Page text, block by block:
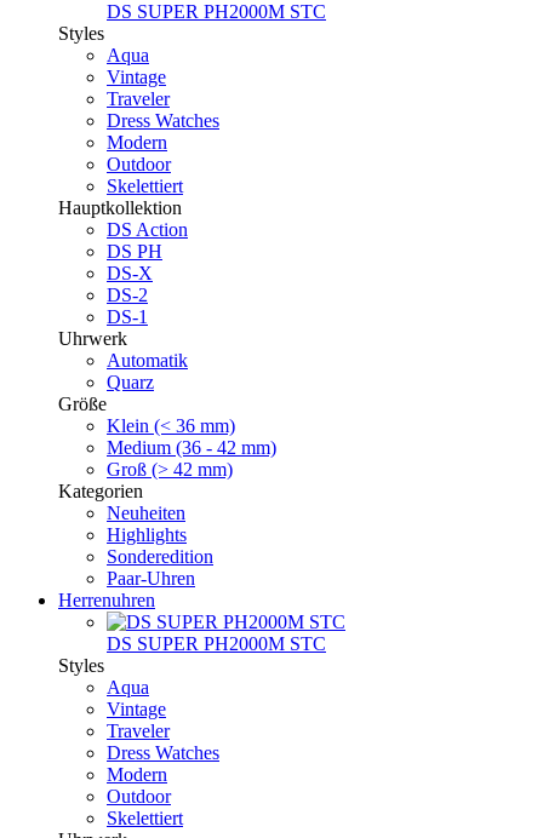
DS SUPER PH2000M STC
Styles
Aqua
Vintage
Traveler
Dress Watches
Modern
Outdoor
Skelettiert
Hauptkollektion
DS Action
DS PH
DS-X
DS-2
DS-1
Uhrwerk
Automatik
Quarz
Größe
Klein (< 36 mm)
Medium (36 - 42 mm)
Groß (> 42 mm)
Kategorien
Neuheiten
Highlights
Sonderedition
Paar-Uhren
Herrenuhren
DS SUPER PH2000M STC
Styles
Aqua
Vintage
Traveler
Dress Watches
Modern
Outdoor
Skelettiert